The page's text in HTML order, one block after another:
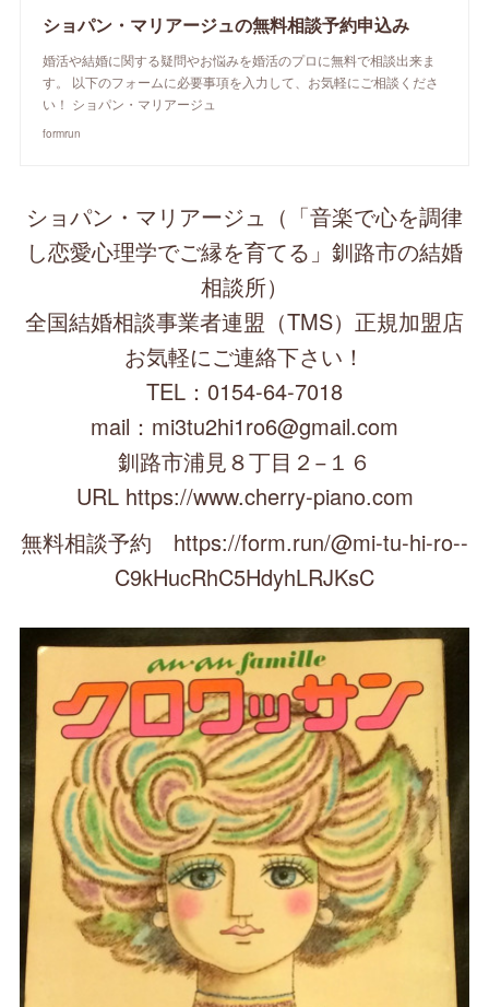
ショパン・マリアージュの無料相談予約申込み
婚活や結婚に関する疑問やお悩みを婚活のプロに無料で相談出来ま
す。 以下のフォームに必要事項を入力して、お気軽にご相談くださ
い！ ショパン・マリアージュ
formrun
ショパン・マリアージュ（「音楽で心を調律
し恋愛心理学でご縁を育てる」釧路市の結婚
相談所）
全国結婚相談事業者連盟（TMS）正規加盟店
お気軽にご連絡下さい！
TEL：0154-64-7018
mail：mi3tu2hi1ro6@gmail.com
釧路市浦見８丁目２−１６
URL https://www.cherry-piano.com
無料相談予約 https://form.run/@mi-tu-hi-ro--
C9kHucRhC5HdyhLRJKsC